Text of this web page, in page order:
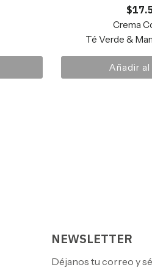
$
Crema
Té Verde &
Añadir
NEWSLETTER
Déjanos tu correo y